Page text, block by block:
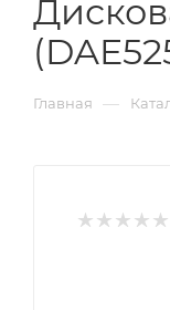
Главная —